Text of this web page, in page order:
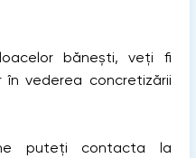
bănești, veți fi
vederea concretizării
puteți contacta la